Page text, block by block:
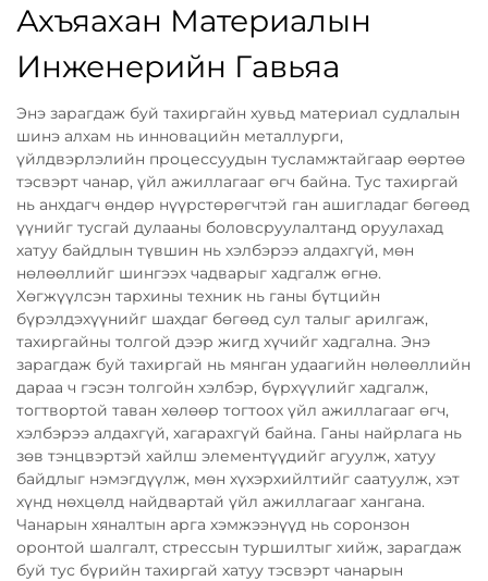
Ахъяахан Материалын
Инженерийн Гавьяа
Энэ зарагдаж буй тахиргайн хувьд материал судлалын
шинэ алхам нь инновацийн металлурги,
үйлдвэрлэлийн процессуудын тусламжтайгаар өөртөө
тэсвэрт чанар, үйл ажиллагааг өгч байна. Тус тахиргай
нь анхдагч өндөр нүүрстөрөгчтэй ган ашигладаг бөгөөд
үүнийг тусгай дулааны боловсруулалтанд оруулахад
хатуу байдлын түвшин нь хэлбэрээ алдахгүй, мөн
нөлөөллийг шингээх чадварыг хадгалж өгнө.
Хөгжүүлсэн тархины техник нь ганы бүтцийн
бүрэлдэхүүнийг шахдаг бөгөөд сул талыг арилгаж,
тахиргайны толгой дээр жигд хүчийг хадгална. Энэ
зарагдаж буй тахиргай нь мянган удаагийн нөлөөллийн
дараа ч гэсэн толгойн хэлбэр, бүрхүүлийг хадгалж,
тогтвортой таван хөлөөр тогтоох үйл ажиллагааг өгч,
хэлбэрээ алдахгүй, хагарахгүй байна. Ганы найрлага нь
зөв тэнцвэртэй хайлш элементүүдийг агуулж, хатуу
байдлыг нэмэгдүүлж, мөн хүхэрхийлтийг саатуулж, хэт
хүнд нөхцөлд найдвартай үйл ажиллагааг хангана.
Чанарын хяналтын арга хэмжээнүүд нь соронзон
оронтой шалгалт, стрессын туршилтыг хийж, зарагдаж
буй тус бүрийн тахиргай хатуу тэсвэрт чанарын